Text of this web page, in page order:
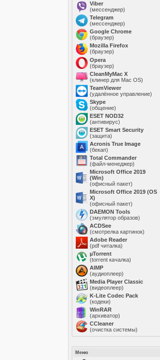
Viber
(мессенджер)
Telegram
(мессенджер)
Google Chrome
(браузер)
Mozilla Firefox
(браузер)
Opera
(браузер)
CleanMyMac X
(клинер для Mac OS)
TeamViewer
(удалённое управление)
Skype
(общение)
ESET NOD32
(антивирус)
ESET Smart Security
(защита)
Acronis True Image
(бекап)
Total Commander
(файл-менеджер)
Microsoft Office 2019
(Win)
(офисный пакет)
Microsoft Office 2019 (OS
X)
(офисный пакет)
DAEMON Tools
(эмулятор образов)
ACDSee
(смотрелка картинок)
Adobe Reader
(pdf читалка)
µTorrent
(torrent качалка)
AIMP
(аудиоплеер)
Media Player Classic
(видеоплеер)
K-Lite Codec Pack
(кодеки)
WinRAR
(архиватор)
ССleaner
(очистка системы)
Меню